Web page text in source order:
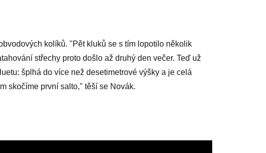
kolíků. "Pět kluků se s tím lopotilo několik
střechy proto došlo až druhý den večer. Teď už
šplhá do více než desetimetrové výšky a je celá
skočíme první salto," těší se Novák.